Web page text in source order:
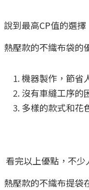
說到最高CP值的選
熱壓款的不織布袋的
機器製作，節省
沒有車縫工序的
多樣的款式和花
看完以上優點，不少
熱壓款的不織布提袋